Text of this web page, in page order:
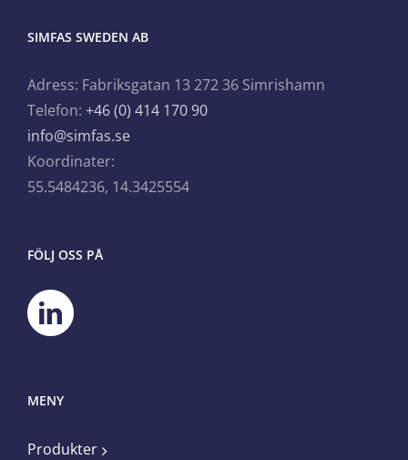
SIMFAS SWEDEN AB
Adress: Fabriksgatan 13 272 36 Simrishamn
Telefon: +46 (0) 414 170 90
info@simfas.se
Koordinater:
55.5484236, 14.3425554
FÖLJ OSS PÅ
MENY
Produkter